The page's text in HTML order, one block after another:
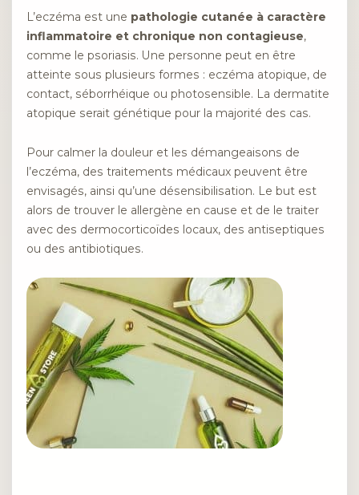
L’eczéma est une pathologie cutanée à caractère
inflammatoire et chronique non contagieuse,
comme le psoriasis. Une personne peut en être
atteinte sous plusieurs formes : eczéma atopique, de
contact, séborrhéique ou photosensible. La dermatite
atopique serait génétique pour la majorité des cas.
Pour calmer la douleur et les démangeaisons de
l’eczéma, des traitements médicaux peuvent être
envisagés, ainsi qu’une désensibilisation. Le but est
alors de trouver le allergène en cause et de le traiter
avec des dermocorticoïdes locaux, des antiseptiques
ou des antibiotiques.